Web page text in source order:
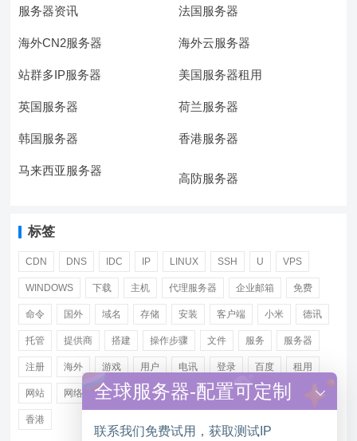
服务器资讯 法国服务器
海外CN2服务器 海外云服务器
站群多IP服务器 美国服务器租用
英国服务器 荷兰服务器
韩国服务器 香港服务器
马来西亚服务器
高防服务器
标签
CDN DNS IDC IP LINUX SSH U VPS
WINDOWS 下载 主机 代理服务器 企业邮箱 免费
命令 国外 域名 存储 安装 客户端 小米 德讯
托管 提供商 搭建 操作步骤 文件 服务 服务器
注册 海外 游戏 用户 电讯 登录 百度 租用
网站 网络 腾讯 虚拟主机 证书 配置 阿里
香港
全球服务器-配置可定制
联系我们免费试用，获取测试IP